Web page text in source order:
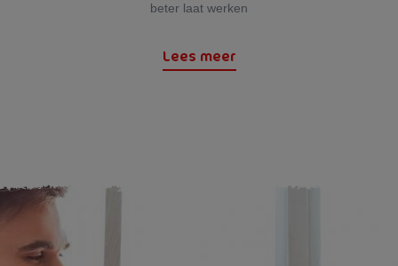
beter laat werken
Lees meer